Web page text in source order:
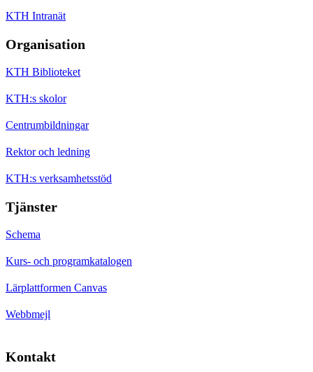
KTH Intranät
Organisation
KTH Biblioteket
KTH:s skolor
Centrumbildningar
Rektor och ledning
KTH:s verksamhetsstöd
Tjänster
Schema
Kurs- och programkatalogen
Lärplattformen Canvas
Webbmejl
Kontakt